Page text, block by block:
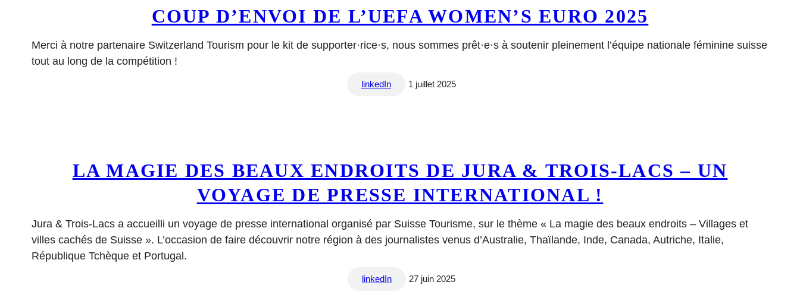
COUP D’ENVOI DE L’UEFA WOMEN’S EURO 2025
Merci à notre partenaire Switzerland Tourism pour le kit de supporter·rice·s, nous sommes prêt·e·s à soutenir pleinement l’équipe nationale féminine suisse
tout au long de la compétition !
linkedIn 1 juillet 2025
LA MAGIE DES BEAUX ENDROITS DE JURA & TROIS-LACS – UN
VOYAGE DE PRESSE INTERNATIONAL !
Jura & Trois-Lacs a accueilli un voyage de presse international organisé par Suisse Tourisme, sur le thème « La magie des beaux endroits – Villages et
villes cachés de Suisse ». L’occasion de faire découvrir notre région à des journalistes venus d’Australie, Thaïlande, Inde, Canada, Autriche, Italie,
République Tchèque et Portugal.
linkedIn 27 juin 2025